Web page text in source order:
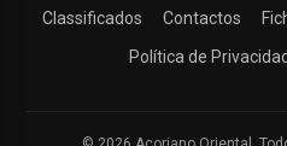
Classificados
Contactos
Política de